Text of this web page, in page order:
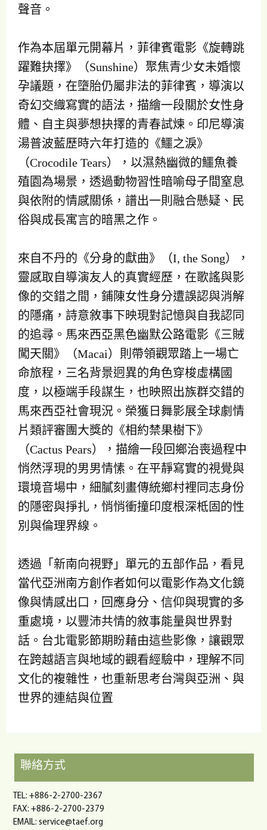
聲音。
作為本屆單元開幕片，菲律賓電影《旋轉跳
躍難抉擇》（Sunshine）聚焦青少女未婚懷
孕議題，在墮胎仍屬非法的菲律賓，導演以
奇幻交織寫實的語法，描繪一段關於女性身
體、自主與夢想抉擇的青春試煉。印尼導演
湯普波藍歷時六年打造的《鱷之淚》
（Crocodile Tears），以濕熱幽微的鱷魚養
殖園為場景，透過動物習性暗喻母子間窒息
與依附的情感關係，譜出一則融合懸疑、民
俗與成長寓言的暗黑之作。
來自不丹的《分身的獻曲》（I, the Song），
靈感取自導演友人的真實經歷，在歌謠與影
像的交錯之間，鋪陳女性身分遭誤認與消解
的隱痛，詩意敘事下映現對記憶與自我認同
的追尋。馬來西亞黑色幽默公路電影《三賊
闖天關》（Macai）則帶領觀眾踏上一場亡
命旅程，三名背景迥異的角色穿梭虛構國
度，以極端手段謀生，也映照出族群交錯的
馬來西亞社會現況。榮獲日舞影展全球劇情
片類評審團大獎的《相約禁果樹下》
（Cactus Pears），描繪一段回鄉治喪過程中
悄然浮現的男男情愫。在平靜寫實的視覺與
環境音場中，細膩刻畫傳統鄉村裡同志身份
的隱密與掙扎，悄悄衝撞印度根深柢固的性
別與倫理界線。
透過「新南向視野」單元的五部作品，看見
當代亞洲南方創作者如何以電影作為文化鏡
像與情感出口，回應身分、信仰與現實的多
重處境，以豐沛共情的敘事能量與世界對
話。台北電影節期盼藉由這些影像，讓觀眾
在跨越語言與地域的觀看經驗中，理解不同
文化的複雜性，也重新思考台灣與亞洲、與
世界的連結與位置
聯絡方式
TEL: +886-2-2700-2367
FAX: +886-2-2700-2379
EMAIL: service@taef.org